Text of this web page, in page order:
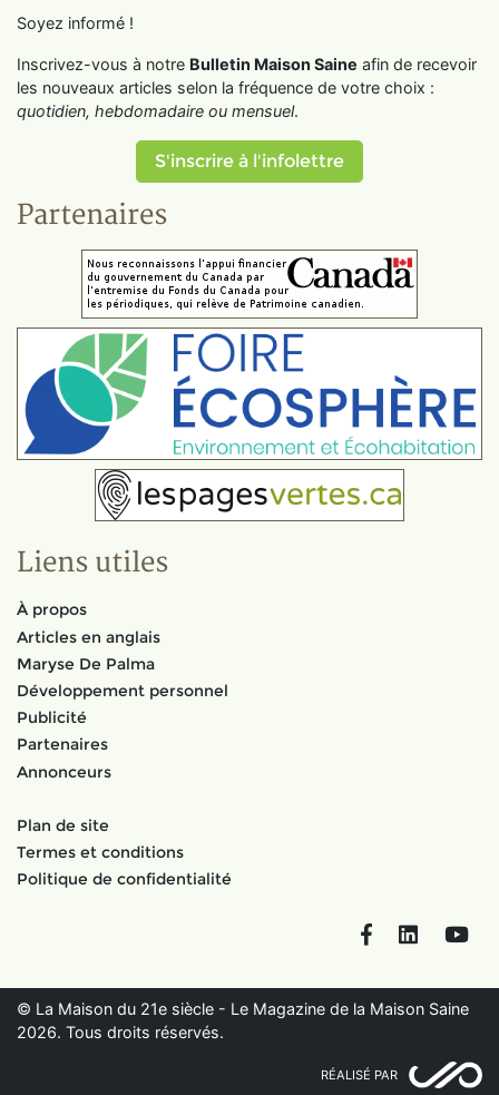
Soyez informé !
Inscrivez-vous à notre Bulletin Maison Saine afin de recevoir
les nouveaux articles selon la fréquence de votre choix :
quotidien, hebdomadaire ou mensuel.
S'inscrire à l'infolettre
Partenaires
Liens utiles
À propos
Articles en anglais
Maryse De Palma
Développement personnel
Publicité
Partenaires
Annonceurs
Plan de site
Termes et conditions
Politique de confidentialité
FacebookLinkedIn
© La Maison du 21e siècle - Le Magazine de la Maison Saine
2026. Tous droits réservés.
RÉALISÉ PAR